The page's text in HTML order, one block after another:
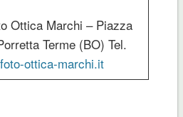
Ottica Marchi – Piazza
Terme (BO) Tel.
ottica-marchi.it